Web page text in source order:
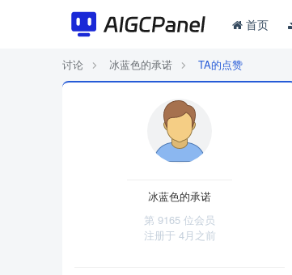
首页
讨论 冰蓝色的承诺 TA的点赞
冰蓝色的承诺
第 9165 位会员
注册于 4月之前